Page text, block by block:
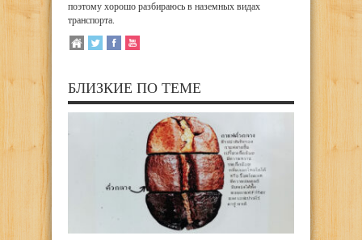
поэтому хорошо разбираюсь в наземных видах
транспорта.
БЛИЗКИЕ ПО ТЕМЕ